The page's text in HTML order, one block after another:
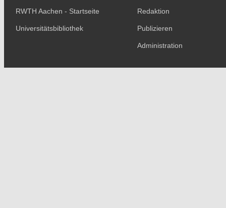
RWTH Aachen - Startseite
Universitätsbibliothek
Redaktion
Publizieren
Administration